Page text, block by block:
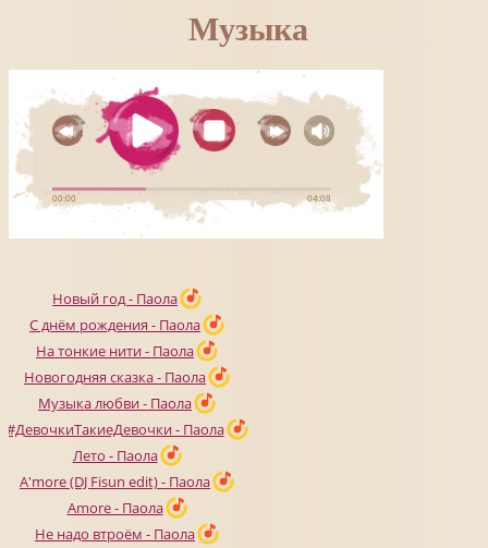
Музыка
Новый год - Паола
С днём рождения - Паола
На тонкие нити - Паола
Новогодняя сказка - Паола
Музыка любви - Паола
#ДевочкиТакиеДевочки - Паола
Лето - Паола
A'more (DJ Fisun edit) - Паола
Amore - Паола
Не надо втроём - Паола